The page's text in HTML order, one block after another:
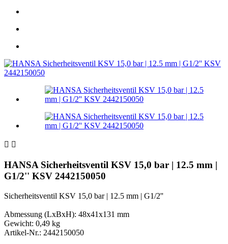
 
HANSA Sicherheitsventil KSV 15,0 bar | 12.5 mm |
G1/2'' KSV 2442150050
Sicherheitsventil KSV 15,0 bar | 12.5 mm | G1/2''
Abmessung (LxBxH): 48x41x131 mm
Gewicht: 0,49 kg
Artikel-Nr.: 2442150050